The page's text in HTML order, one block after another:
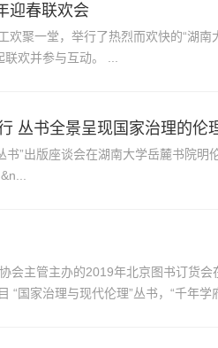
迎春联欢会
聚一堂，举行了热烈而欢快的“湖
丛书全景呈现国家治理的伦
”出版座谈会在湖南大学岳麓书院明
“国家治理与现代伦理”为主题的学术书籍正式面世。 &n...
会主管主办的2019年北京图书订货
国家治理与现代伦理”丛书，“千年学